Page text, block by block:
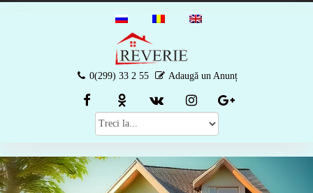
0(299) 33 2 55 Adaugă un Anunț